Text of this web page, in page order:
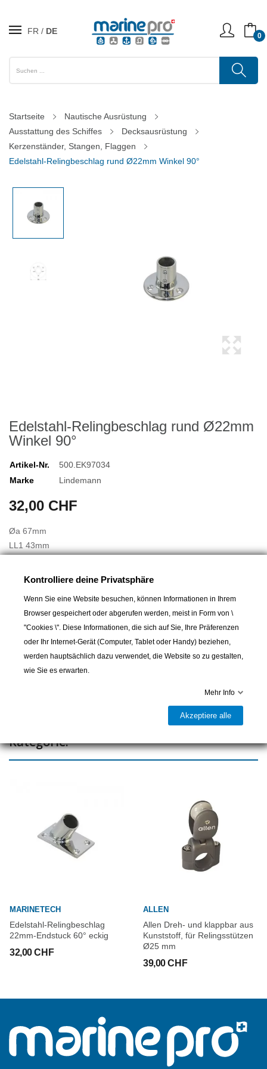
FR DE 0
Startseite
Nautische Ausrüstung
Ausstattung des Schiffes
Decksausrüstung
Kerzenständer, Stangen, Flaggen
Edelstahl-Relingbeschlag rund Ø22mm Winkel 90°
Edelstahl-Relingbeschlag rund Ø22mm
Winkel 90°
Artikel-Nr.
500.EK97034
Marke
Lindemann
32,00 CHF
Øa 67mm
LL1 43mm
In den Warenkorb
Lieferbar und im Laden erhältlich
Teilen
16 andere Artikel in der gleichen
Kategorie:
MARINETECH
Edelstahl-Relingbeschlag
22mm-Endstuck 60° eckig
32,00 CHF
ALLEN
Allen Dreh- und klappbar aus
Kunststoff, für Relingsstützen
Ø25 mm
39,00 CHF
Kontrolliere deine Privatsphäre
Wenn Sie eine Website besuchen, können Informationen in Ihrem
Browser gespeichert oder abgerufen werden, meist in Form von \
"Cookies \". Diese Informationen, die sich auf Sie, Ihre Präferenzen
oder Ihr Internet-Gerät (Computer, Tablet oder Handy) beziehen,
werden hauptsächlich dazu verwendet, die Website so zu gestalten,
wie Sie es erwarten.
Mehr Info
Akzeptiere alle